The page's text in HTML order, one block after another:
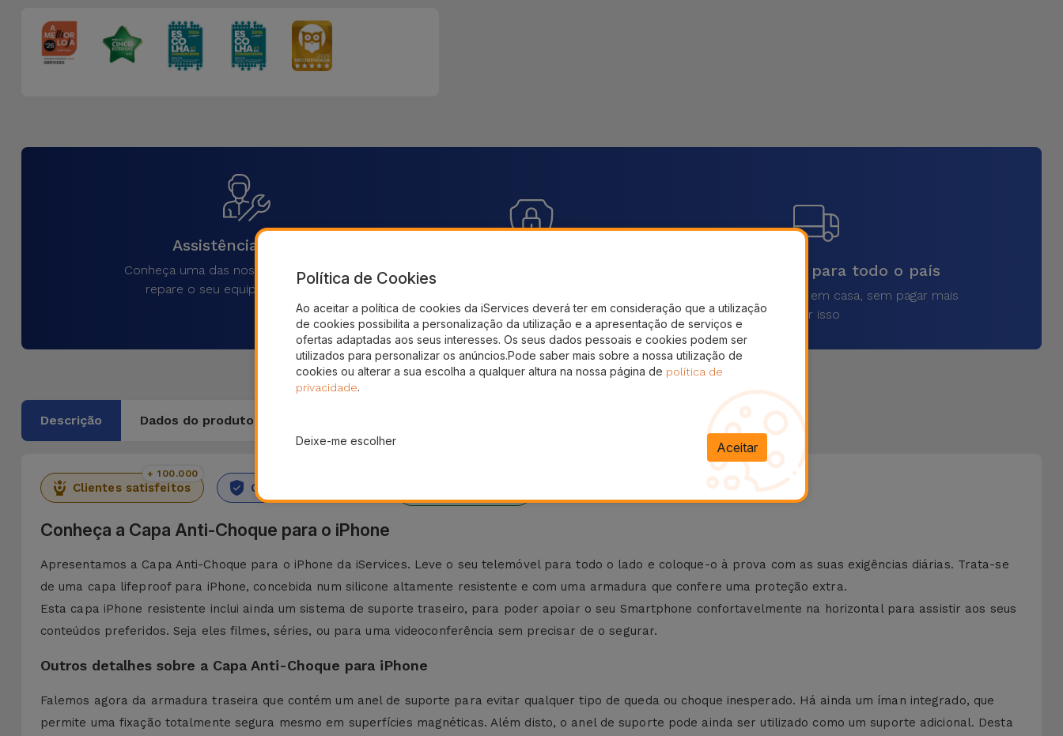
Assistência Técnica
Conheça uma das nossas lojas iServices e
repare o seu equipamento na hora
Pagamento SSL 100% Seguro
produtos que precisa
Envios rápidos para todo o país
Receba o seu produto em casa, sem pagar mais
por isso
Descrição Dados do produto
Clientes satisfeitos
+ 100.000
Garantia Duradoura
Conheça a Capa Anti-Choque para o iPhone
Apresentamos a Capa Anti-Choque para o iPhone da iServices. Leve o seu telemóvel para todo o lado e coloque-o à prova com as suas exigências diárias. Trata-se
de uma capa lifeproof para iPhone, concebida num silicone altamente resistente e com uma armadura que confere uma proteção extra.
Esta capa iPhone resistente inclui ainda um sistema de suporte traseiro, para poder apoiar o seu Smartphone confortavelmente na horizontal para assistir aos seus
conteúdos preferidos. Seja eles filmes, séries, ou para uma videoconferência sem precisar de o segurar.
Outros detalhes sobre a Capa Anti-Choque para iPhone
Falemos agora da armadura traseira que contém um anel de suporte para evitar qualquer tipo de queda ou choque inesperado. Há ainda um íman integrado, que
permite uma fixação totalmente segura mesmo em superfícies magnéticas. Além disto, o anel de suporte pode ainda ser utilizado como um suporte adicional. Desta
Política de Cookies
Ao aceitar a política de cookies da iServices deverá ter em consideração que a utilização
de cookies possibilita a personalização da utilização e a apresentação de serviços e
ofertas adaptadas aos seus interesses. Os seus dados pessoais e cookies podem ser
utilizados para personalizar os anúncios.Pode saber mais sobre a nossa utilização de
cookies ou alterar a sua escolha a qualquer altura na nossa página de política de
privacidade.
Deixe-me escolher Aceitar